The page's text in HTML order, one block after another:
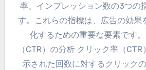
率、インプレッション数の3つの
す。これらの指標は、広告の効果
化するための重要な要素です
（CTR）の分析 クリック率（
示された回数に対するクリック